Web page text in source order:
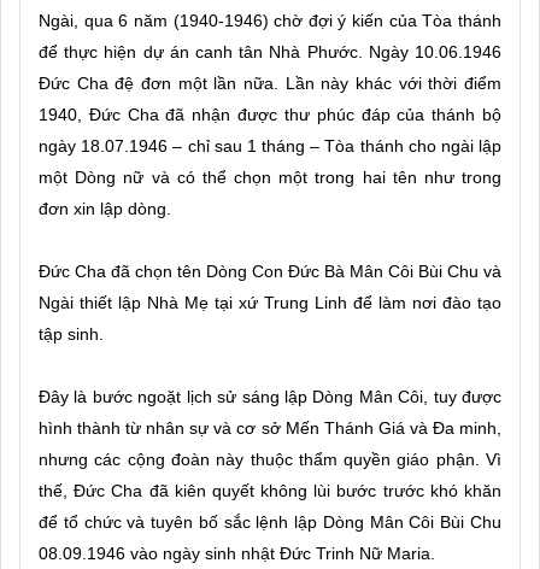
Ngài, qua 6 năm (1940-1946) chờ đợi ý kiến của Tòa thánh
để thực hiện dự án canh tân Nhà Phước. Ngày 10.06.1946
Đức Cha đệ đơn một lần nữa. Lần này khác với thời điểm
1940, Đức Cha đã nhận được thư phúc đáp của thánh bộ
ngày 18.07.1946 – chỉ sau 1 tháng – Tòa thánh cho ngài lập
một Dòng nữ và có thể chọn một trong hai tên như trong
đơn xin lập dòng.
Đức Cha đã chọn tên Dòng Con Đức Bà Mân Côi Bùi Chu và
Ngài thiết lập Nhà Mẹ tại xứ Trung Linh để làm nơi đào tạo
tập sinh.
Đây là bước ngoặt lịch sử sáng lập Dòng Mân Côi, tuy được
hình thành từ nhân sự và cơ sở Mến Thánh Giá và Đa minh,
nhưng các cộng đoàn này thuộc thẩm quyền giáo phận. Vì
thế, Đức Cha đã kiên quyết không lùi bước trước khó khăn
để tổ chức và tuyên bố sắc lệnh lập Dòng Mân Côi Bùi Chu
08.09.1946 vào ngày sinh nhật Đức Trinh Nữ Maria.